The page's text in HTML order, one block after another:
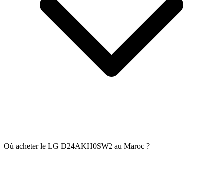
Où acheter le LG D24AKH0SW2 au Maroc ?